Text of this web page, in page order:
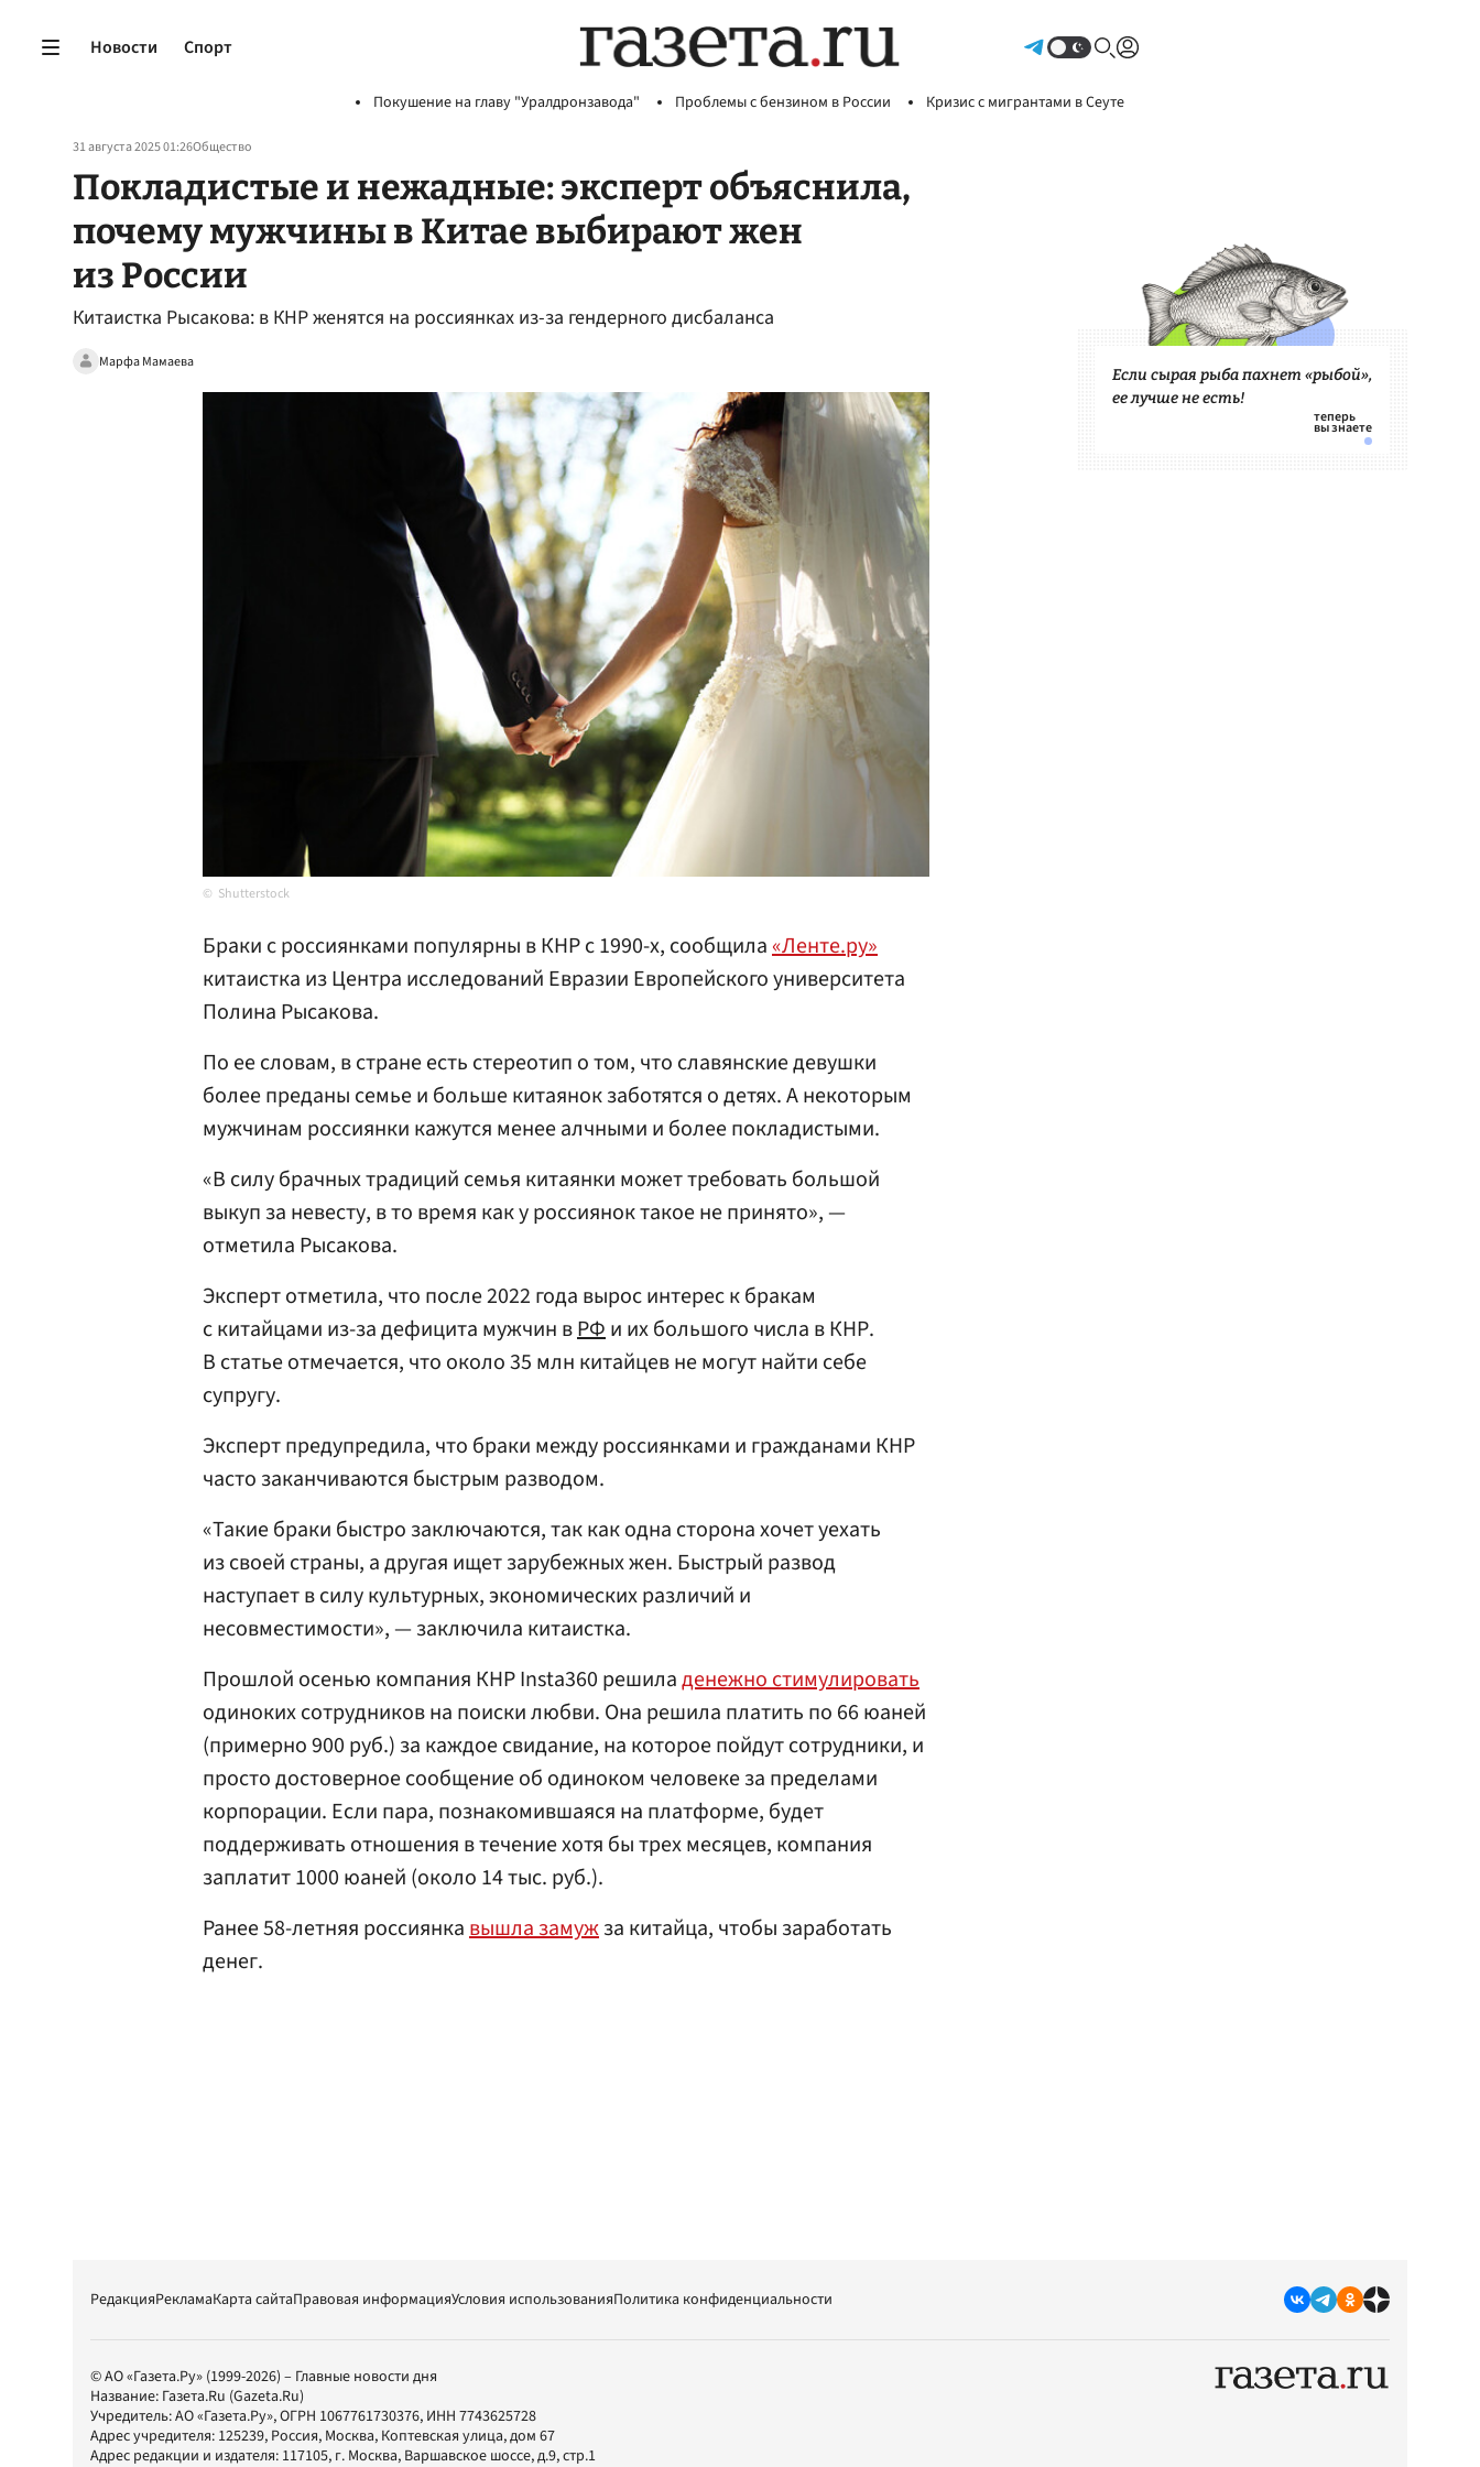
Новости Спорт
Покушение на главу "Уралдронзавода" Проблемы с бензином в России Кризис с мигрантами в Сеуте
31 августа 2025 01:26Общество
Покладистые и нежадные: эксперт объяснила,
почему мужчины в Китае выбирают жен
из России
Китаистка Рысакова: в КНР женятся на россиянках из-за гендерного дисбаланса
Марфа Мамаева
Shutterstock
Браки с россиянками популярны в КНР с 1990-х, сообщила«Ленте.ру»
китаистка из Центра исследований Евразии Европейского университета
Полина Рысакова.
По ее словам, в стране есть стереотип о том, что славянские девушки
более преданы семье и больше китаянок заботятся о детях. А некоторым
мужчинам россиянки кажутся менее алчными и более покладистыми.
«В силу брачных традиций семья китаянки может требовать большой
выкуп за невесту, в то время как у россиянок такое не принято», —
отметила Рысакова.
Эксперт отметила, что после 2022 года вырос интерес к бракам
с китайцами из-за дефицита мужчин вРФи их большого числа в КНР.
В статье отмечается, что около 35 млн китайцев не могут найти себе
супругу.
Эксперт предупредила, что браки между россиянками и гражданами КНР
часто заканчиваются быстрым разводом.
«Такие браки быстро заключаются, так как одна сторона хочет уехать
из своей страны, а другая ищет зарубежных жен. Быстрый развод
наступает в силу культурных, экономических различий и
несовместимости», — заключила китаистка.
Прошлой осенью компания КНР Insta360 решиладенежно стимулировать
одиноких сотрудников на поиски любви. Она решила платить по 66 юаней
(примерно 900 руб.) за каждое свидание, на которое пойдут сотрудники, и
просто достоверное сообщение об одиноком человеке за пределами
корпорации. Если пара, познакомившаяся на платформе, будет
поддерживать отношения в течение хотя бы трех месяцев, компания
заплатит 1000 юаней (около 14 тыс. руб.).
Ранее 58-летняя россиянкавышла замужза китайца, чтобы заработать
денег.
Если сырая рыба пахнет «рыбой»,
ее лучше не есть!
РедакцияРекламаКарта сайтаПравовая информацияУсловия использованияПолитика конфиденциальности
© АО «Газета.Ру» (1999-2026) – Главные новости дня
Название: Газета.Ru (Gazeta.Ru)
Учредитель:АО «Газета.Ру», ОГРН 1067761730376, ИНН 7743625728
Адрес учредителя: 125239, Россия, Москва, Коптевская улица, дом 67
Адрес редакции и издателя: 117105, г. Москва, Варшавское шоссе, д.9, стр.1